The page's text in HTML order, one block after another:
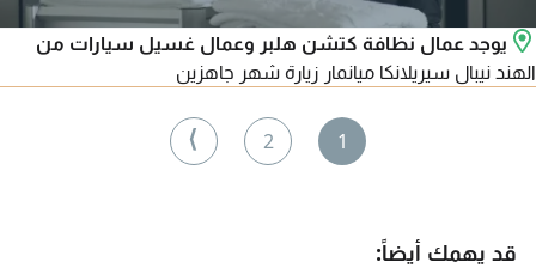
يوجد عمال نظافة كتشن هلبر وعمال غسيل سيارات من
الهند نيبال سيريلانكا ميانمار زيارة شهر جاهزين
1
2
⟩
قد يهمك أيضاً: